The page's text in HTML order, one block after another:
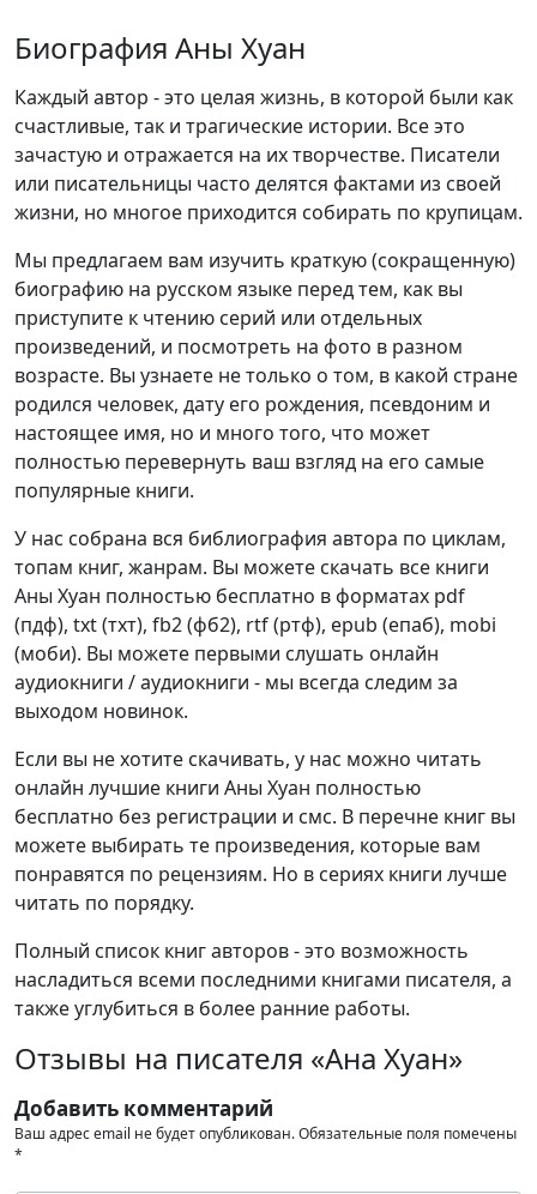
Биография Аны Хуан
Каждый автор - это целая жизнь, в которой были как
счастливые, так и трагические истории. Все это
зачастую и отражается на их творчестве. Писатели
или писательницы часто делятся фактами из своей
жизни, но многое приходится собирать по крупицам.
Мы предлагаем вам изучить краткую (сокращенную)
биографию на русском языке перед тем, как вы
приступите к чтению серий или отдельных
произведений, и посмотреть на фото в разном
возрасте. Вы узнаете не только о том, в какой стране
родился человек, дату его рождения, псевдоним и
настоящее имя, но и много того, что может
полностью перевернуть ваш взгляд на его самые
популярные книги.
У нас собрана вся библиография автора по циклам,
топам книг, жанрам. Вы можете скачать все книги
Аны Хуан полностью бесплатно в форматах pdf
(пдф), txt (тхт), fb2 (фб2), rtf (ртф), epub (епаб), mobi
(моби). Вы можете первыми слушать онлайн
аудиокниги / аудиокниги - мы всегда следим за
выходом новинок.
Если вы не хотите скачивать, у нас можно читать
онлайн лучшие книги Аны Хуан полностью
бесплатно без регистрации и смс. В перечне книг вы
можете выбирать те произведения, которые вам
понравятся по рецензиям. Но в сериях книги лучше
читать по порядку.
Полный список книг авторов - это возможность
насладиться всеми последними книгами писателя, а
также углубиться в более ранние работы.
Отзывы на писателя «Ана Хуан»
Добавить комментарий
Ваш адрес email не будет опубликован.Обязательные поля помечены
*